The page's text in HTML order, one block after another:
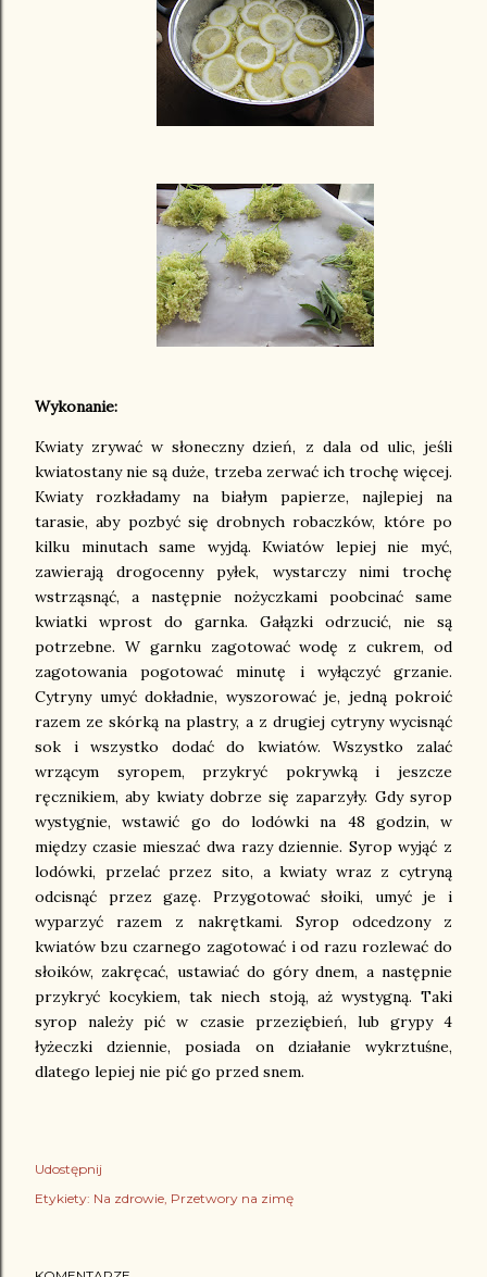
Wykonanie:
Kwiaty zrywać w słoneczny dzień, z dala od ulic, jeśli
kwiatostany nie są duże, trzeba zerwać ich trochę więcej.
Kwiaty rozkładamy na białym papierze, najlepiej na
tarasie, aby pozbyć się drobnych robaczków, które po
kilku minutach same wyjdą. Kwiatów lepiej nie myć,
zawierają drogocenny pyłek, wystarczy nimi trochę
wstrząsnąć, a następnie nożyczkami poobcinać same
kwiatki wprost do garnka. Gałązki odrzucić, nie są
potrzebne. W garnku zagotować wodę z cukrem, od
zagotowania pogotować minutę i wyłączyć grzanie.
Cytryny umyć dokładnie, wyszorować je, jedną pokroić
razem ze skórką na plastry, a z drugiej cytryny wycisnąć
sok i wszystko dodać do kwiatów. Wszystko zalać
wrzącym syropem, przykryć pokrywką i jeszcze
ręcznikiem, aby kwiaty dobrze się zaparzyły. Gdy syrop
wystygnie, wstawić go do lodówki na 48 godzin, w
między czasie mieszać dwa razy dziennie. Syrop wyjąć z
lodówki, przelać przez sito, a kwiaty wraz z cytryną
odcisnąć przez gazę. Przygotować słoiki, umyć je i
wyparzyć razem z nakrętkami. Syrop odcedzony z
kwiatów bzu czarnego zagotować i od razu rozlewać do
słoików, zakręcać, ustawiać do góry dnem, a następnie
przykryć kocykiem, tak niech stoją, aż wystygną. Taki
syrop należy pić w czasie przeziębień, lub grypy 4
łyżeczki dziennie, posiada on działanie wykrztuśne,
dlatego lepiej nie pić go przed snem.
Udostępnij
Etykiety: Na zdrowie Przetwory na zimę